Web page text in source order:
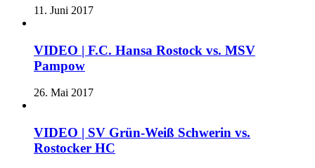
11. Juni 2017
VIDEO | F.C. Hansa Rostock vs. MSV
Pampow
26. Mai 2017
VIDEO | SV Grün-Weiß Schwerin vs.
Rostocker HC